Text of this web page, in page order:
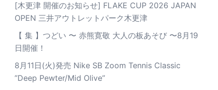
[木更津 開催のお知らせ] FLAKE CUP 2026 JAPAN
OPEN 三井アウトレットパーク木更津
【 集 】つどい 〜 赤熊寛敬 大人の板あそび 〜8月19
日開催！
8月11日(火)発売 Nike SB Zoom Tennis Classic
”Deep Pewter/Mid Olive”